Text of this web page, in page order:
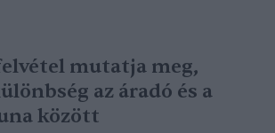
mutatja meg,
az áradó és a
között